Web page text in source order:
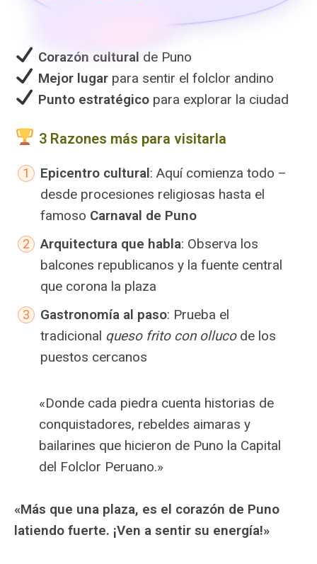
Corazón cultural de Puno
Mejor lugarpara sentir el folclor andino
Punto estratégicopara explorar la ciudad
3 Razones más para visitarla
Epicentro cultural: Aquí comienza todo –
desde procesiones religiosas hasta el
famoso Carnaval de Puno
Arquitectura que habla: Observa los
balcones republicanos y la fuente central
que corona la plaza
Gastronomía al paso: Prueba el
tradicional queso frito con ollucode los
puestos cercanos
«Donde cada piedra cuenta historias de
conquistadores, rebeldes aimaras y
bailarines que hicieron de Puno la Capital
del Folclor Peruano.»
«Más que una plaza, es el corazón de Puno
latiendo fuerte. ¡Ven a sentir su energía!»